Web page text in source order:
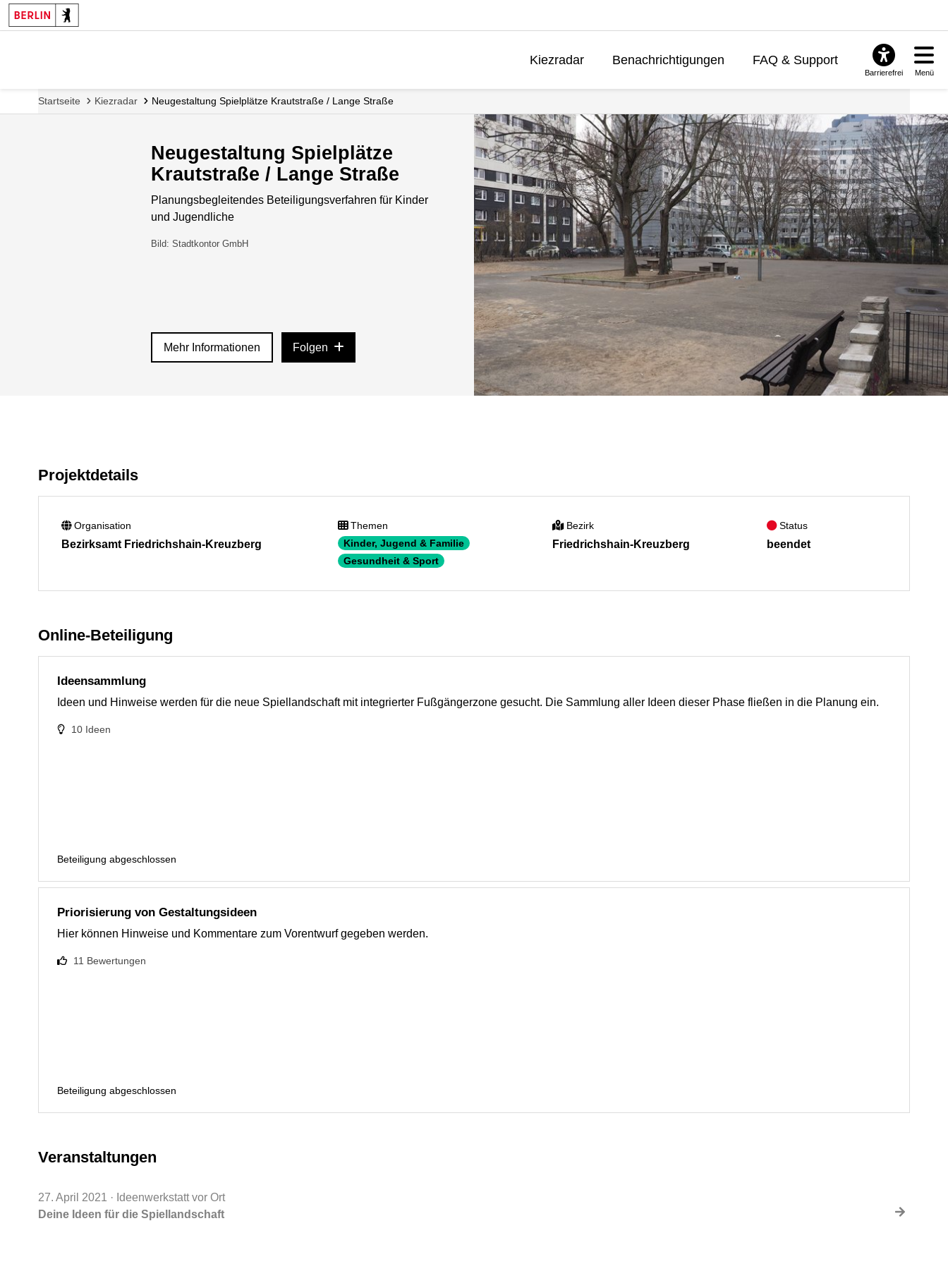
Kiezradar Benachrichtigungen FAQ & Support
Barrierefrei Menü
Startseite Kiezradar Neugestaltung Spielplätze Krautstraße / Lange Straße
Neugestaltung Spielplätze
Krautstraße / Lange Straße
Planungsbegleitendes Beteiligungsverfahren für Kinder
und Jugendliche
Bild: Stadtkontor GmbH
Mehr Informationen Folgen
Projektdetails
Organisation
Bezirksamt Friedrichshain-Kreuzberg
Themen
Kinder, Jugend & Familie
Gesundheit & Sport
Bezirk
Friedrichshain-Kreuzberg
Status
beendet
Online-Beteiligung
Ideensammlung
Ideen und Hinweise werden für die neue Spiellandschaft mit integrierter Fußgängerzone gesucht. Die Sammlung aller Ideen dieser Phase fließen in die Planung ein.
10 Ideen
Beteiligung abgeschlossen
Priorisierung von Gestaltungsideen
Hier können Hinweise und Kommentare zum Vorentwurf gegeben werden.
11 Bewertungen
Beteiligung abgeschlossen
Veranstaltungen
27. April 2021 · Ideenwerkstatt vor Ort
Deine Ideen für die Spiellandschaft